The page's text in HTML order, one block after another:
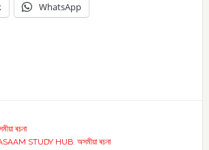
WhatsApp
ৰচনা
STUDY HUB, অসমীয়া ৰচনা